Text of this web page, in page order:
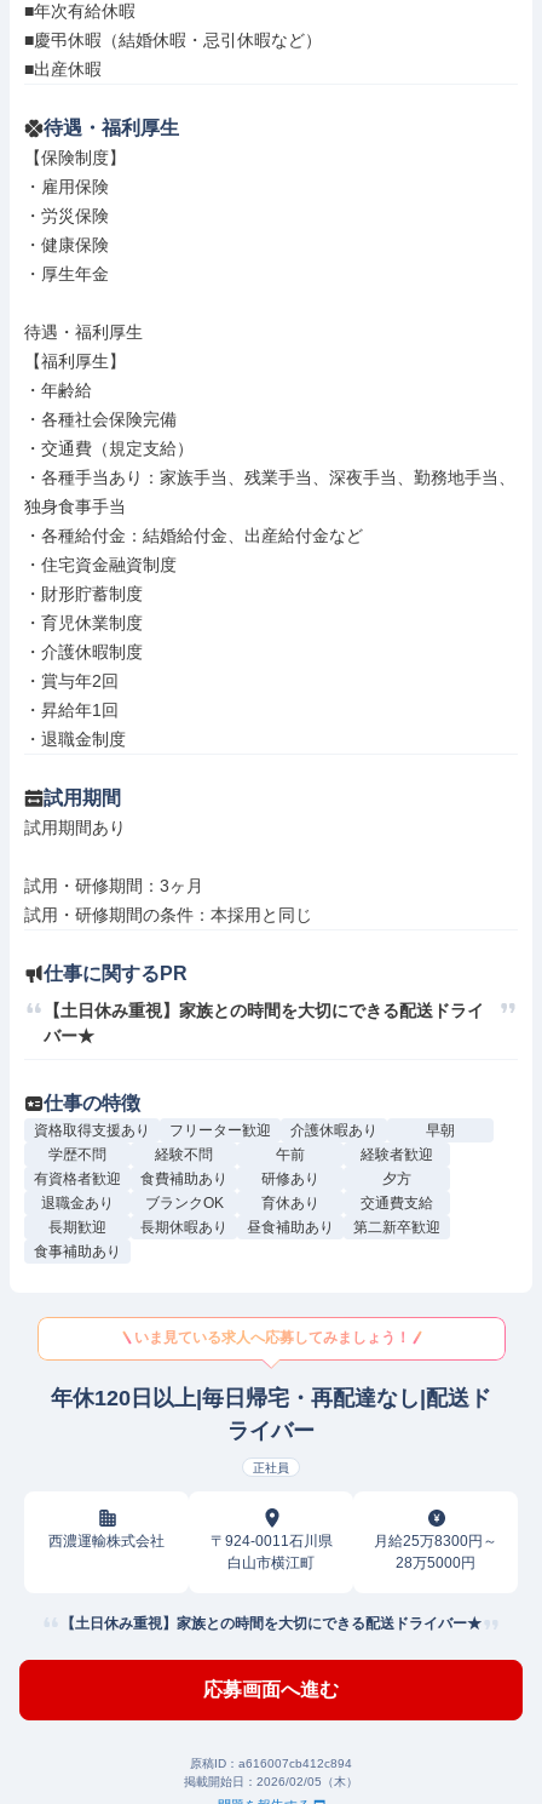
■年次有給休暇
■慶弔休暇（結婚休暇・忌引休暇など）
■出産休暇
待遇・福利厚生
【保険制度】
・雇用保険
・労災保険
・健康保険
・厚生年金
待遇・福利厚生
【福利厚生】
・年齢給
・各種社会保険完備
・交通費（規定支給）
・各種手当あり：家族手当、残業手当、深夜手当、勤務地手当、
独身食事手当
・各種給付金：結婚給付金、出産給付金など
・住宅資金融資制度
・財形貯蓄制度
・育児休業制度
・介護休暇制度
・賞与年2回
・昇給年1回
・退職金制度
試用期間
試用期間あり
試用・研修期間：3ヶ月
仕事に関するPR
【土日休み重視】家族との時間を大切にできる配送ドライ
バー★
仕事の特徴
資格取得支援あり フリーター歓迎 介護休暇あり
早朝
学歴不問
経験不問 午前
経験者歓迎
有資格者歓迎
食費補助あり 研修あり
夕方
退職金あり
ブランクOK 育休あり
交通費支給
長期歓迎
長期休暇あり 昼食補助あり
第二新卒歓迎
食事補助あり
いま見ている求人へ応募してみましょう！
年休120日以上|毎日帰宅・再配達なし|配送ド
ライバー
正社員
西濃運輸株式会社
〒924-0011石川県
白山市横江町
月給25万8300円～
28万5000円
【土日休み重視】家族との時間を大切にできる配送ドライバー★
応募画面へ進む
原稿ID： a616007cb412c894
掲載開始日： 2026/02/05（木）